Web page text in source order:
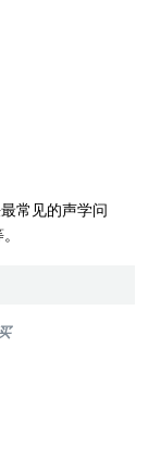
常见的声学问